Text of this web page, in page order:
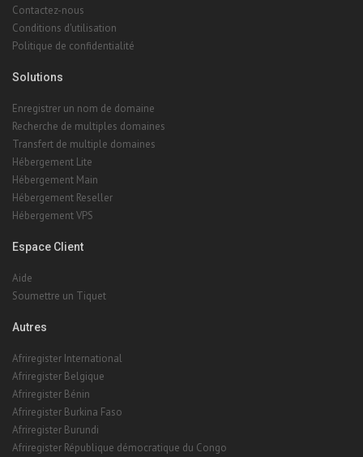
Contactez-nous
Conditions d'utilisation
Politique de confidentialité
Solutions
Enregistrer un nom de domaine
Recherche de multiples domaines
Transfert de multiple domaines
Hébergement Lite
Hébergement Main
Hébergement Reseller
Hébergement VPS
Espace Client
Aide
Soumettre un Tiquet
Autres
Afriregister International
Afriregister Belgique
Afriregister Bénin
Afriregister Burkina Faso
Afriregister Burundi
Afriregister République démocratique du Congo